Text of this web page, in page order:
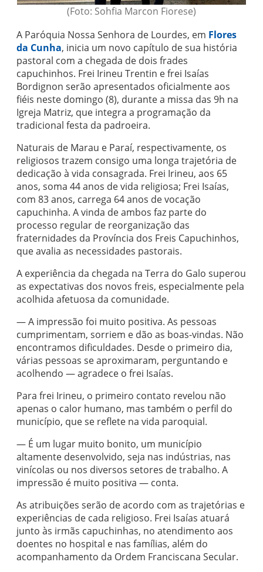
(Foto: Sohfia Marcon Fiorese)
A Paróquia Nossa Senhora de Lourdes, em Flores
da Cunha, inicia um novo capítulo de sua história
pastoral com a chegada de dois frades
capuchinhos. Frei Irineu Trentin e frei Isaías
Bordignon serão apresentados oficialmente aos
fiéis neste domingo (8), durante a missa das 9h na
Igreja Matriz, que integra a programação da
tradicional festa da padroeira.
Naturais de Marau e Paraí, respectivamente, os
religiosos trazem consigo uma longa trajetória de
dedicação à vida consagrada. Frei Irineu, aos 65
anos, soma 44 anos de vida religiosa; Frei Isaías,
com 83 anos, carrega 64 anos de vocação
capuchinha. A vinda de ambos faz parte do
processo regular de reorganização das
fraternidades da Província dos Freis Capuchinhos,
que avalia as necessidades pastorais.
A experiência da chegada na Terra do Galo superou
as expectativas dos novos freis, especialmente pela
acolhida afetuosa da comunidade.
— A impressão foi muito positiva. As pessoas
cumprimentam, sorriem e dão as boas-vindas. Não
encontramos dificuldades. Desde o primeiro dia,
várias pessoas se aproximaram, perguntando e
acolhendo — agradece o frei Isaías.
Para frei Irineu, o primeiro contato revelou não
apenas o calor humano, mas também o perfil do
município, que se reflete na vida paroquial.
— É um lugar muito bonito, um município
altamente desenvolvido, seja nas indústrias, nas
vinícolas ou nos diversos setores de trabalho. A
impressão é muito positiva — conta.
As atribuições serão de acordo com as trajetórias e
experiências de cada religioso. Frei Isaías atuará
junto às irmãs capuchinhas, no atendimento aos
doentes no hospital e nas famílias, além do
acompanhamento da Ordem Franciscana Secular.